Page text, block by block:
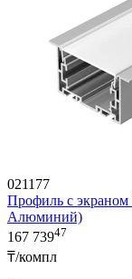
021177
Профиль с
Алюминий)
167 73947
₸/компл